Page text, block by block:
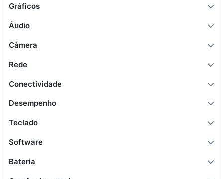
Gráficos
Áudio
Câmera
Rede
Conectividade
Desempenho
Teclado
Software
Bateria